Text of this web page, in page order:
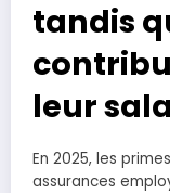
tandis
leur
En 2025, les
assurances